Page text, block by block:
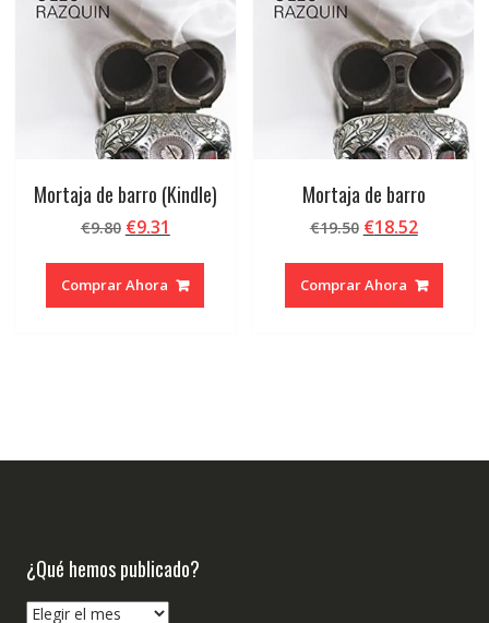
Mortaja de barro (Kindle)
€9.80 El
original
era:
€9.31
actual
es:
Comprar Ahora
Mortaja de barro
€19.50 El
original
era:
€18.52El
actual
es:
Comprar Ahora
¿Qué hemos publicado?
¿Qué